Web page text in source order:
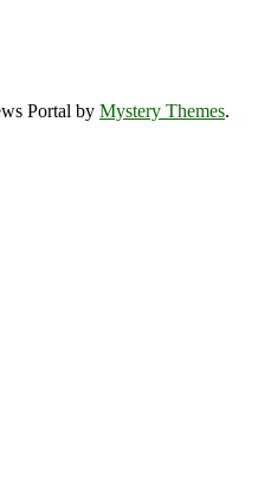
Portal by Mystery Themes.